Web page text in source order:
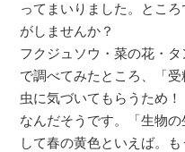
ってまいりました。とこ
がしませんか？
フクジュソウ・菜の花・
で調べてみたところ、「
虫に気づいてもらうため！
なんだそうです。「生物
して春の黄色といえば。